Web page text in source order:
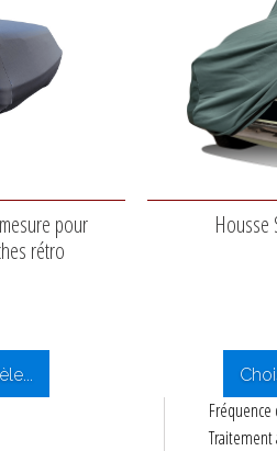
pour
rétro
Housse
Traitement